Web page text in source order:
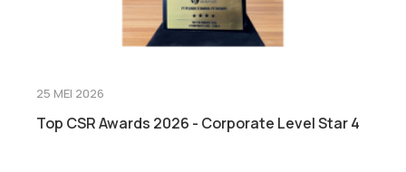
25 MEI 2026
Top CSR Awards 2026 - Corporate Level Star 4